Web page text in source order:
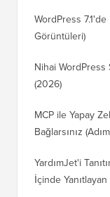
WordPress
Görüntüleri)
Nihai WordPress
(2026)
MCP ile Yapay
Bağlarsınız
YardımJet'i
İçinde